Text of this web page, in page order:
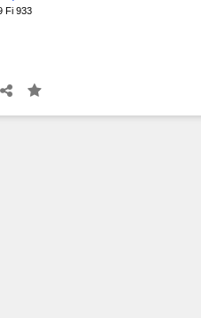
Fi 933